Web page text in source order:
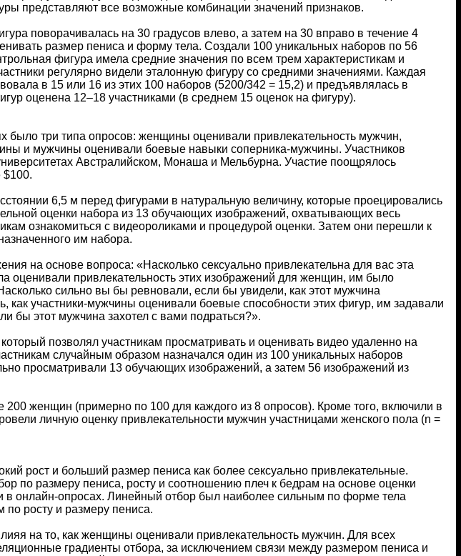
представляют все возможные комбинации значений признаков.
поворачивалась на 30 градусов влево, а затем на 30 вправо в течение 4
размер пениса и форму тела. Создали 100 уникальных наборов по 56
фигура имела средние значения по всем трем характеристикам и
регулярно видели эталонную фигуру со средними значениями. Каждая
в 15 или 16 из этих 100 наборов (5200/342 = 15,2) и предъявлялась в
оценена 12–18 участниками (в среднем 15 оценок на фигуру).
было три типа опросов: женщины оценивали привлекательность мужчин,
и мужчины оценивали боевые навыки соперника-мужчины. Участников
Австралийском, Монаша и Мельбурна. Участие поощрялось
$100.
6,5 м перед фигурами в натуральную величину, которые проецировались
оценки набора из 13 обучающих изображений, охватывающих весь
ознакомиться с видеороликами и процедурой оценки. Затем они перешли к
им набора.
на основе вопроса: «Насколько сексуально привлекательна для вас эта
оценивали привлекательность этих изображений для женщин, им было
сильно вы бы ревновали, если бы увидели, как этот мужчина
как участники-мужчины оценивали боевые способности этих фигур, им задавали
бы этот мужчина захотел с вами подраться?».
позволял участникам просматривать и оценивать видео удаленно на
случайным образом назначался один из 100 уникальных наборов
просматривали 13 обучающих изображений, а затем 56 изображений из
женщин (примерно по 100 для каждого из 8 опросов). Кроме того, включили в
личную оценку привлекательности мужчин участницами женского пола (n =
рост и больший размер пениса как более сексуально привлекательные.
по размеру пениса, росту и соотношению плеч к бедрам на основе оценки
в онлайн-опросах. Линейный отбор был наиболее сильным по форме тела
росту и размеру пениса.
на то, как женщины оценивали привлекательность мужчин. Для всех
градиенты отбора, за исключением связи между размером пениса и